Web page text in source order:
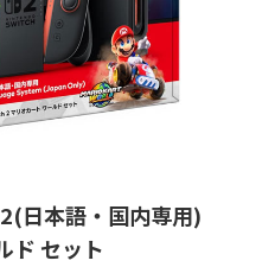
日本語・国内専用)
ド セット